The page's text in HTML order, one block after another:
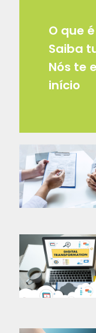
O que
Saiba
Nós te
início